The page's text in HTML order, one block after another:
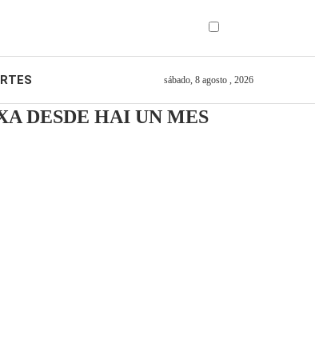
sábado, 8 agosto , 2026
DESDE HAI UN MES